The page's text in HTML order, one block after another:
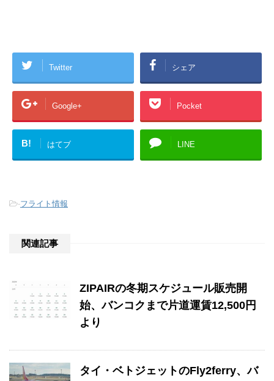
Twitter シェア
Google+ Pocket
B! はてブ LINE
-フライト情報
関連記事
ZIPAIRの冬期スケジュール販売開
始、バンコクまで片道運賃12,500円
より
タイ・ベトジェットのFly2ferry、バ